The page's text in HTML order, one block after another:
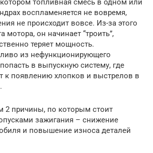
топливная смесь в одном или
воспламеняется не вовремя,
не происходит вовсе. Из-за этого
мотора, он начинает “троить”,
теряет мощность.
из нефункционирующего
в выпускную систему, где
к появлению хлопков и выстрелов в
2 причины, по которым стоит
зажигания – снижение
и повышение износа деталей